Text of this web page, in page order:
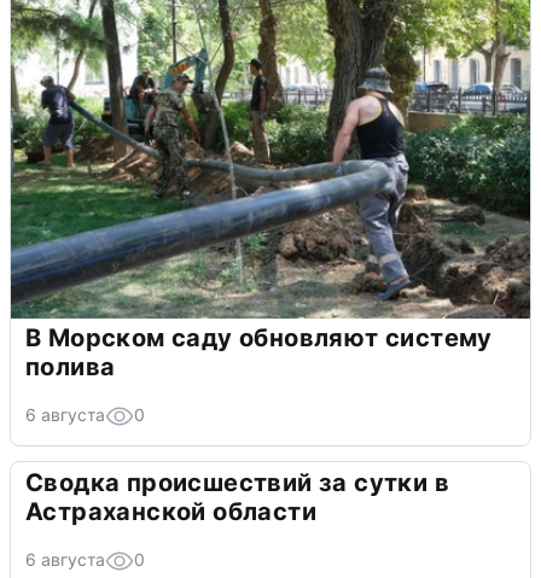
В Морском саду обновляют систему
полива
6 августа 0
Сводка происшествий за сутки в
Астраханской области
6 августа 0